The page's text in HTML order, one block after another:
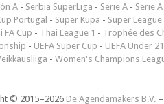
A - Serbia SuperLiga - Serie A - Serie A
Portugal - Süper Kupa - Super
FA Cup - Thai League 1 - Trophée des
- UEFA Super Cup - UEFA Under 21
- Women's Champions
© 2015–2026 De Agendamakers B.V. –